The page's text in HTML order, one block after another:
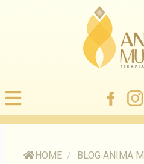
HOME / BLOG ANIMA